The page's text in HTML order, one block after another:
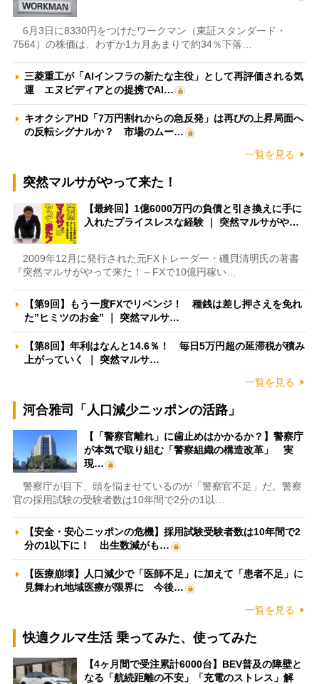
6月3日に8330円をつけたワークマン（東証スタンダード・
7564）の株価は、わずか1カ月あまりで約34％下落…
三菱重工が「AIインフラの新たな主役」として再評価される気
運 エヌビディアとの提携でAI…
キオクシアHD「7万円割れからの急反発」は再びの上昇局面へ
の反転シグナルか？ 市場のムー…
一覧を見る
突然マルサがやって来た！
【最終回】1億6000万円の負債と引き換えに手に
入れたプライスレスな経験 ｜ 突然マルサがや…
2009年12月に発行された元FXトレーダー・磯貝清明氏の著書
『突然マルサがやって来た！～FXで10億円稼い…
【第9回】もう一度FXでリベンジ！ 種銭は差し押さえを免れ
た”ヒミツのお金” ｜ 突然マルサ…
【第8回】年利はなんと14.6％！ 毎日5万円超の延滞税が積み
上がっていく ｜ 突然マルサ…
一覧を見る
河合雅司「人口減少ニッポンの活路」
【「警察官離れ」に歯止めはかかるか？】警察庁
が本気で取り組む「警察組織の構造改革」 実
現…
警察庁が目下、頭を悩ませているのが「警察官不足」だ。警察
官の採用試験の受験者数は10年間で2分の1以…
【安全・安心ニッポンの危機】採用試験受験者数は10年間で2
分の1以下に！ 出生数減がも…
【医療崩壊】人口減少で「医師不足」に加えて「患者不足」に
見舞われ地域医療が限界に 今後…
一覧を見る
快適クルマ生活 乗ってみた、使ってみた
【4ヶ月間で受注累計6000台】BEV普及の障壁と
なる「航続距離の不安」「充電のストレス」解